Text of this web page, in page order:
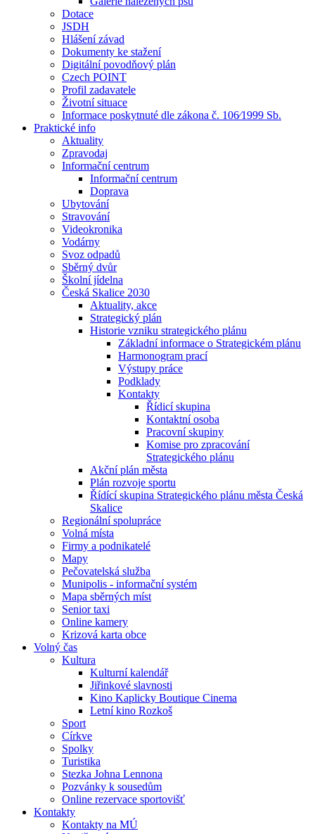
Dotace
JSDH
Hlášení závad
Dokumenty ke stažení
Digitální povodňový plán
Czech POINT
Profil zadavatele
Životní situace
Informace poskytnuté dle zákona č. 106⁄1999 Sb.
Praktické info
Aktuality
Zpravodaj
Informační centrum
Informační centrum
Doprava
Ubytování
Stravování
Videokronika
Vodárny
Svoz odpadů
Sběrný dvůr
Školní jídelna
Česká Skalice 2030
Aktuality, akce
Strategický plán
Historie vzniku strategického plánu
Základní informace o Strategickém plánu
Harmonogram prací
Výstupy práce
Podklady
Kontakty
Řídicí skupina
Kontaktní osoba
Pracovní skupiny
Komise pro zpracování
Strategického plánu
Akční plán města
Plán rozvoje sportu
Řídící skupina Strategického plánu města Česká
Skalice
Regionální spolupráce
Volná místa
Firmy a podnikatelé
Mapy
Pečovatelská služba
Munipolis - informační systém
Mapa sběrných míst
Senior taxi
Online kamery
Krizová karta obce
Volný čas
Kultura
Kulturní kalendář
Jiřinkové slavnosti
Kino Kaplicky Boutique Cinema
Letní kino Rozkoš
Sport
Církve
Spolky
Turistika
Stezka Johna Lennona
Pozvánky k sousedům
Online rezervace sportovišť
Kontakty
Kontakty na MÚ